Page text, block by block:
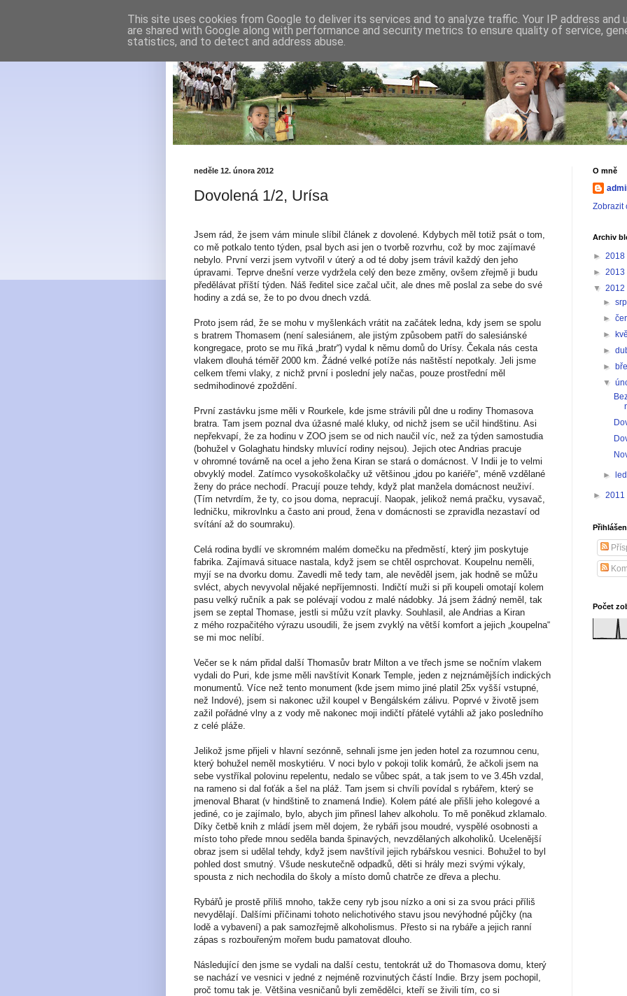
neděle 12. února 2012
Dovolená 1/2, Urísa
Jsem rád, že jsem vám minule slíbil článek z dovolené. Kdybych měl totiž psát o tom,
co mě potkalo tento týden, psal bych asi jen o tvorbě rozvrhu, což by moc zajímavé
nebylo. První verzi jsem vytvořil v úterý a od té doby jsem trávil každý den jeho
úpravami. Teprve dnešní verze vydržela celý den beze změny, ovšem zřejmě ji budu
předělávat příští týden. Náš ředitel sice začal učit, ale dnes mě poslal za sebe do své
hodiny a zdá se, že to po dvou dnech vzdá.
Proto jsem rád, že se mohu v myšlenkách vrátit na začátek ledna, kdy jsem se spolu
s bratrem Thomasem (není salesiánem, ale jistým způsobem patří do salesiánské
kongregace, proto se mu říká „bratr“) vydal k němu domů do Urísy. Čekala nás cesta
vlakem dlouhá téměř 2000 km. Žádné velké potíže nás naštěstí nepotkaly. Jeli jsme
celkem třemi vlaky, z nichž první i poslední jely načas, pouze prostřední měl
sedmihodinové zpoždění.
První zastávku jsme měli v Rourkele, kde jsme strávili půl dne u rodiny Thomasova
bratra. Tam jsem poznal dva úžasné malé kluky, od nichž jsem se učil hindštinu. Asi
nepřekvapí, že za hodinu v ZOO jsem se od nich naučil víc, než za týden samostudia
(bohužel v Golaghatu hindsky mluvící rodiny nejsou). Jejich otec Andrias pracuje
v ohromné továrně na ocel a jeho žena Kiran se stará o domácnost. V Indii je to velmi
obvyklý model. Zatímco vysokoškolačky už většinou „jdou po kariéře“, méně vzdělané
ženy do práce nechodí. Pracují pouze tehdy, když plat manžela domácnost neuživí.
(Tím netvrdím, že ty, co jsou doma, nepracují. Naopak, jelikož nemá pračku, vysavač,
ledničku, mikrovlnku a často ani proud, žena v domácnosti se zpravidla nezastaví od
svítání až do soumraku).
Celá rodina bydlí ve skromném malém domečku na předměstí, který jim poskytuje
fabrika. Zajímavá situace nastala, když jsem se chtěl osprchovat. Koupelnu neměli,
myjí se na dvorku domu. Zavedli mě tedy tam, ale nevěděl jsem, jak hodně se můžu
svléct, abych nevyvolal nějaké nepříjemnosti. Indičtí muži si při koupeli omotají kolem
pasu velký ručník a pak se polévají vodou z malé nádobky. Já jsem žádný neměl, tak
jsem se zeptal Thomase, jestli si můžu vzít plavky. Souhlasil, ale Andrias a Kiran
z mého rozpačitého výrazu usoudili, že jsem zvyklý na větší komfort a jejich „koupelna“
se mi moc nelíbí.
Večer se k nám přidal další Thomasův bratr Milton a ve třech jsme se nočním vlakem
vydali do Puri, kde jsme měli navštívit Konark Temple, jeden z nejznámějších indických
monumentů. Více než tento monument (kde jsem mimo jiné platil 25x vyšší vstupné,
než Indové), jsem si nakonec užil koupel v Bengálském zálivu. Poprvé v životě jsem
zažil pořádné vlny a z vody mě nakonec moji indičtí přátelé vytáhli až jako posledního
z celé pláže.
Jelikož jsme přijeli v hlavní sezónně, sehnali jsme jen jeden hotel za rozumnou cenu,
který bohužel neměl moskytiéru. V noci bylo v pokoji tolik komárů, že ačkoli jsem na
sebe vystříkal polovinu repelentu, nedalo se vůbec spát, a tak jsem to ve 3.45h vzdal,
na rameno si dal foťák a šel na pláž. Tam jsem si chvíli povídal s rybářem, který se
jmenoval Bharat (v hindštině to znamená Indie). Kolem páté ale přišli jeho kolegové a
jediné, co je zajímalo, bylo, abych jim přinesl lahev alkoholu. To mě poněkud zklamalo.
Díky četbě knih z mládí jsem měl dojem, že rybáři jsou moudré, vyspělé osobnosti a
místo toho přede mnou seděla banda špinavých, nevzdělaných alkoholiků. Ucelenější
obraz jsem si udělal tehdy, když jsem navštívil jejich rybářskou vesnici. Bohužel to byl
pohled dost smutný. Všude neskutečně odpadků, děti si hrály mezi svými výkaly,
spousta z nich nechodila do školy a místo domů chatrče ze dřeva a plechu.
Rybářů je prostě příliš mnoho, takže ceny ryb jsou nízko a oni si za svou práci příliš
nevydělají. Dalšími příčinami tohoto nelichotivého stavu jsou nevýhodné půjčky (na
lodě a vybavení) a pak samozřejmě alkoholismus. Přesto si na rybáře a jejich ranní
zápas s rozbouřeným mořem budu pamatovat dlouho.
Následující den jsme se vydali na další cestu, tentokrát už do Thomasova domu, který
se nachází ve vesnici v jedné z nejméně rozvinutých částí Indie. Brzy jsem pochopil,
proč tomu tak je. Většina vesničanů byli zemědělci, kteří se živili tím, co si
O mně
Zobrazit
Archiv
► 2018
► 2013
▼ 2012
►
►
►
►
►
▼
►
► 2011
Počet
This site uses cookies from Google to deliver its services and to analyze traffic. Your IP address and
are shared with Google along with performance and security metrics to ensure quality of service,
statistics, and to detect and address abuse.